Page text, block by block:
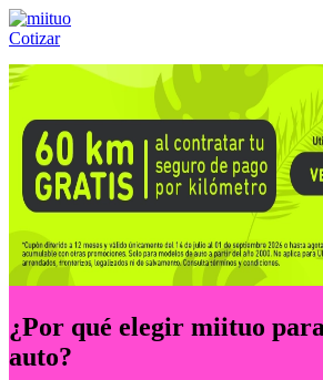
Cotizar
Llámanos al:(55) 84-21-05-00 ó
¿Por qué elegir miituo
auto?